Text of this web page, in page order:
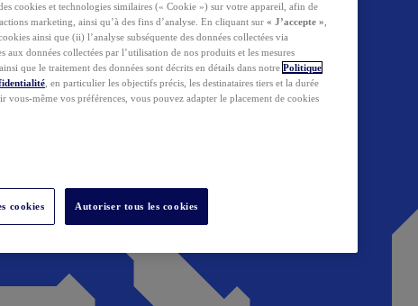
cookies et technologies similaires (« Cookie ») sur votre appareil, afin de
marketing, ainsi qu’à des fins d’analyse. En cliquant sur « J’accepte »
ainsi que (ii) l’analyse subséquente des données collectées via
aux données collectées par l’utilisation de nos produits et les mesures
que le traitement des données sont décrits en détails dans notre Politique
, en particulier les objectifs précis, les destinataires tiers et la durée
vous-même vos préférences, vous pouvez adapter le placement de cookies
cookies Autoriser tous les cookies